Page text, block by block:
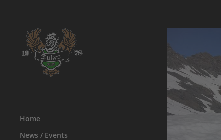
Home
News / Events